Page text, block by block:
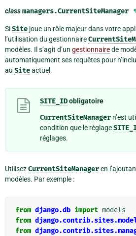
classmanagers.CurrentSiteManager ¶
SiSite joue un rôle majeur dans votre
l’utilisation du gestionnaire
modèles. Il s’agit d’un gestionnairede
automatiquement ses requêtes pour
au Siteactuel.
SITE_IDobligatoire
CurrentSiteManager n’est
condition que le réglage
réglages.
UtilisezCurrentSiteManageren
modèles. Par exemple :
from django.db import models
from
from